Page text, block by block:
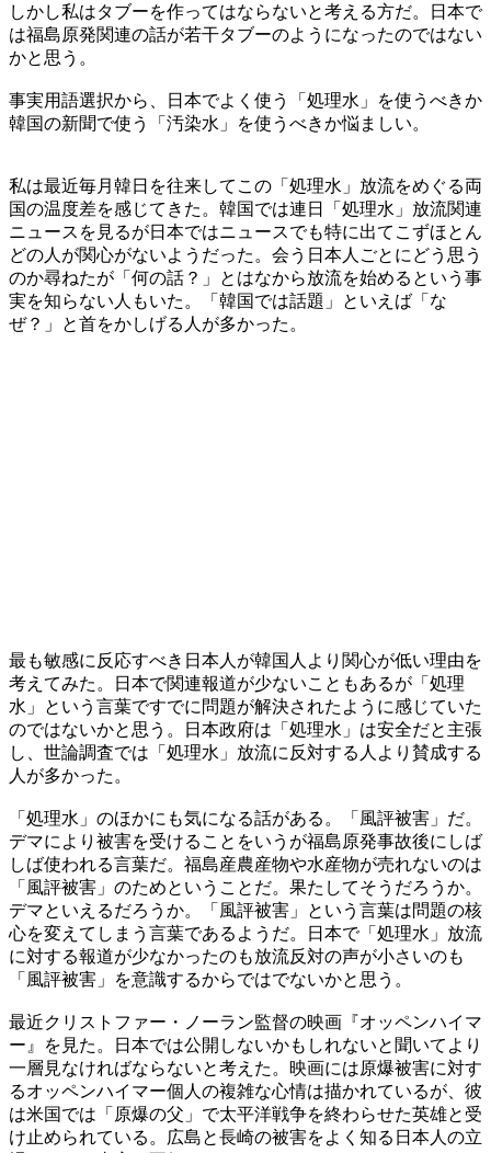
しかし私はタブーを作ってはならないと考える方だ。日本で
は福島原発関連の話が若干タブーのようになったのではない
かと思う。
事実用語選択から、日本でよく使う「処理水」を使うべきか
韓国の新聞で使う「汚染水」を使うべきか悩ましい。
私は最近毎月韓日を往来してこの「処理水」放流をめぐる両
国の温度差を感じてきた。韓国では連日「処理水」放流関連
ニュースを見るが日本ではニュースでも特に出てこずほとん
どの人が関心がないようだった。会う日本人ごとにどう思う
のか尋ねたが「何の話？」とはなから放流を始めるという事
実を知らない人もいた。「韓国では話題」といえば「な
ぜ？」と首をかしげる人が多かった。
最も敏感に反応すべき日本人が韓国人より関心が低い理由を
考えてみた。日本で関連報道が少ないこともあるが「処理
水」という言葉ですでに問題が解決されたように感じていた
のではないかと思う。日本政府は「処理水」は安全だと主張
し、世論調査では「処理水」放流に反対する人より賛成する
人が多かった。
「処理水」のほかにも気になる話がある。「風評被害」だ。
デマにより被害を受けることをいうが福島原発事故後にしば
しば使われる言葉だ。福島産農産物や水産物が売れないのは
「風評被害」のためということだ。果たしてそうだろうか。
デマといえるだろうか。「風評被害」という言葉は問題の核
心を変えてしまう言葉であるようだ。日本で「処理水」放流
に対する報道が少なかったのも放流反対の声が小さいのも
「風評被害」を意識するからではでないかと思う。
最近クリストファー・ノーラン監督の映画『オッペンハイマ
ー』を見た。日本では公開しないかもしれないと聞いてより
一層見なければならないと考えた。映画には原爆被害に対す
るオッペンハイマー個人の複雑な心情は描かれているが、彼
は米国では「原爆の父」で太平洋戦争を終わらせた英雄と受
け止められている。広島と長崎の被害をよく知る日本人の立